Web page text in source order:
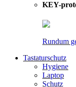
KEY-
Rundum
Tastaturschutz
Hygiene
Laptop
Schutz